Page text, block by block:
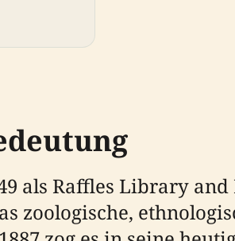
als Raffles Library
zoologische,